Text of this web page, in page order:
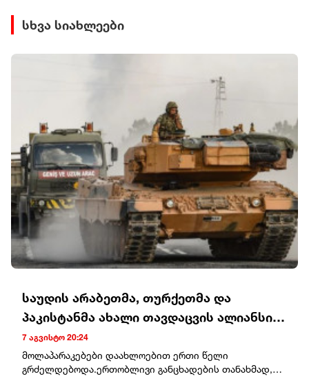
სხვა სიახლეები
საუდის არაბეთმა, თურქეთმა და
პაკისტანმა ახალი თავდაცვის ალიანსი
შექმნეს
7 აგვისტო 20:24
მოლაპარაკებები დაახლოებით ერთი წელი
გრძელდებოდა.ერთობლივი განცხადების თანახმად,